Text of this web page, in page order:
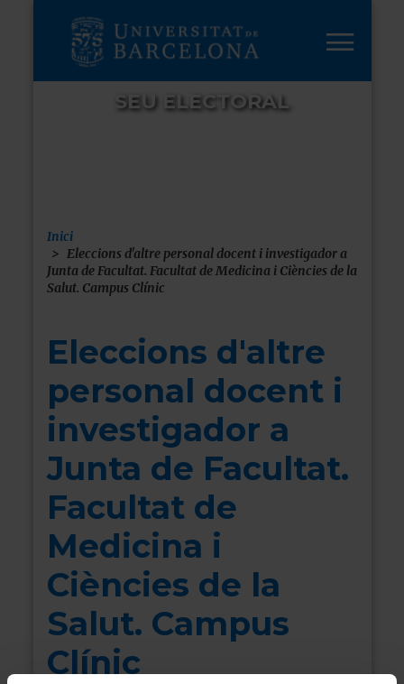
contingut
SEU ELECTORAL
Fil
d'ariadna
Inici
Eleccions d'altre personal docent i investigador a
Junta de Facultat. Facultat de Medicina i Ciències de la
Salut. Campus Clínic
Eleccions d'altre
personal docent i
investigador a
Junta de Facultat.
Facultat de
Medicina i
Ciències de la
Salut. Campus
Clínic